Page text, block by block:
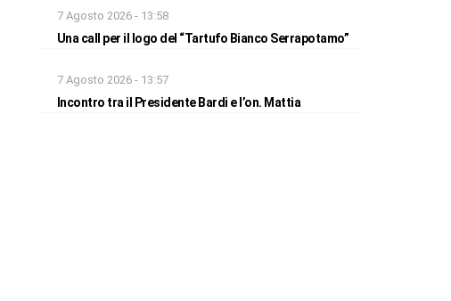
7 Agosto 2026 - 13:58
Una call per il logo del “Tartufo Bianco Serrapotamo”
7 Agosto 2026 - 13:57
Incontro tra il Presidente Bardi e l’on. Mattia